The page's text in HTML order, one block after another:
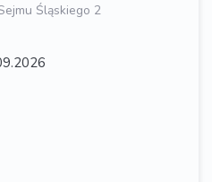
Śląskiego 2